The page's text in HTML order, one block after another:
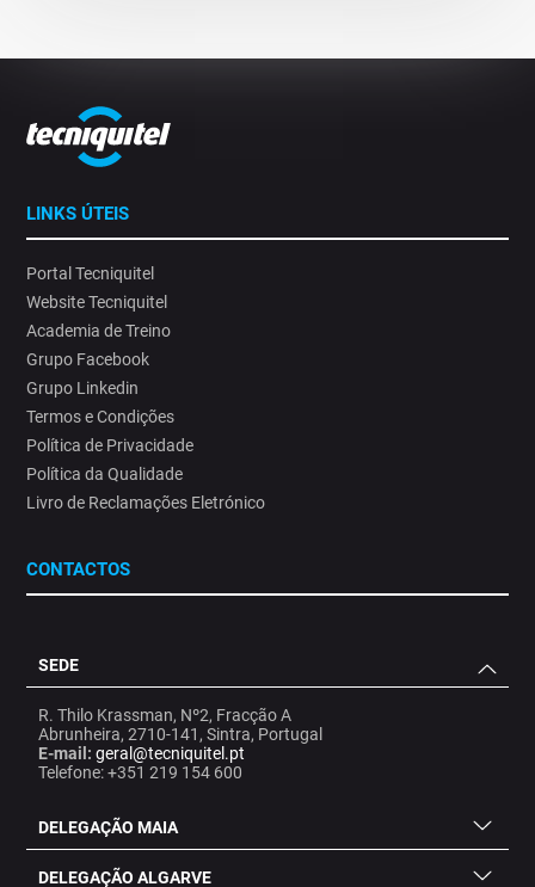
LINKS ÚTEIS
Portal Tecniquitel
Website Tecniquitel
Academia de Treino
Grupo Facebook
Grupo Linkedin
Termos e Condições
Política de Privacidade
Política da Qualidade
Livro de Reclamações Eletrónico
CONTACTOS
SEDE
R. Thilo Krassman, Nº2, Fracção A
Abrunheira, 2710-141, Sintra, Portugal
E-mail: geral@tecniquitel.pt
Telefone: +351 219 154 600
DELEGAÇÃO MAIA
DELEGAÇÃO ALGARVE